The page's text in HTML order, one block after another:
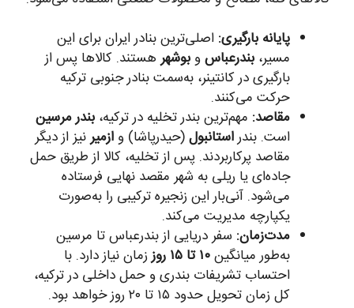
پایانه بارگیری: اصلی‌ترین بنادر ایران برای این
مسیر، بندرعباسوبوشهرهستند. کالاها پس از
بارگیری در کانتینر، به‌سمت بنادر جنوبی ترکیه
حرکت می‌کنند.
مقاصد: مهم‌ترین بندر تخلیه در ترکیه، بندر مرسین
است. بندراستانبول(حیدرپاشا) وازمیرنیز از دیگر
مقاصد پرکاربردند. پس از تخلیه، کالا از طریق حمل
جاده‌ای یا ریلی به شهر مقصد نهایی فرستاده
می‌شود. آنی‌بار این زنجیره ترکیبی را به‌صورت
یکپارچه مدیریت می‌کند.
مدت‌زمان: سفر دریایی از بندرعباس تا مرسین
به‌طور میانگین۱۰ تا ۱۵ روز
زمان نیاز دارد. با
احتساب تشریفات بندری و حمل داخلی در ترکیه،
کل زمان تحویل حدود ۱۵ تا ۲۰ روز خواهد بود.